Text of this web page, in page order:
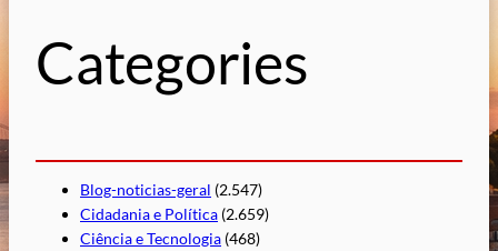
aCategories
Blog-noticias-geral (2.547)
Cidadania e Política (2.659)
Ciência e Tecnologia (468)